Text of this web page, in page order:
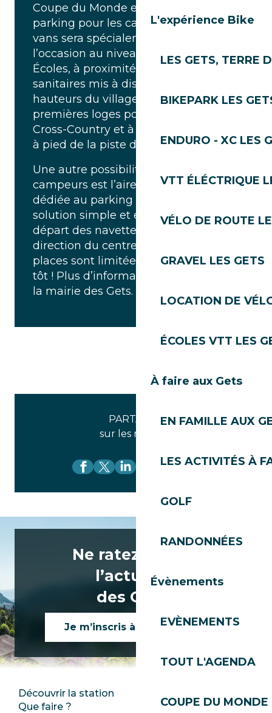
L'expérience Bike
LES GETS, TERRE
BIKEPARK LES
ENDURO - XC LES
VTT ÉLÉCTRIQUE
VÉLO DE ROUTE
GRAVEL LES GETS
LOCATION DE
ÉCOLES VTT LES
À faire aux Gets
EN FAMILLE AUX
LES ACTIVITÉS À
GOLF
RANDONNÉES
Évènements
EVÈNEMENTS
TOUT L'AGENDA
COUPE DU
Coupe du Monde est le camping. Un
parking pour les camping-cars et les
vans sera spécialement prévu pour
l’occasion au niveau du Lac des
Écoles, à proximité des douches et
sanitaires mis à disposition. Sur les
hauteurs du village, vous serez aux
premières loges pour assister au
Cross-Country et à quelques minutes
à pied de la piste de descente.
Une autre possibilité pour les
campeurs est l’aire de camping-car
dédiée au parking des Perrières. Une
solution simple et efficace à côté du
départ des navettes gratuites en
direction du centre ! Attention : les
places sont limitées, Pensez à venir
tôt ! Plus d’informations sur le site de
la mairie des Gets.
PARTAGEZ
sur les réseaux
Ne ratez rien de
l’actualité
des Gets !
Je m’inscris à la newsletter
Découvrir la station
Que faire ?
Club Les Gets